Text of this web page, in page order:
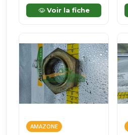
Voir la fiche
AMAZONE